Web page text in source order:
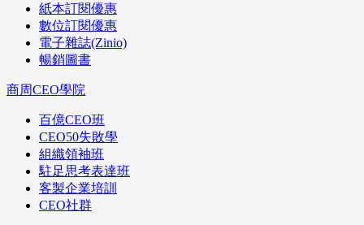
紙本訂閱優惠
數位訂閱優惠
電子雜誌(Zinio)
暢銷圖書
商周CEO學院
百億CEO班
CEO50失敗學
組織領袖班
駐足思考表達班
客製企業培訓
CEO社群